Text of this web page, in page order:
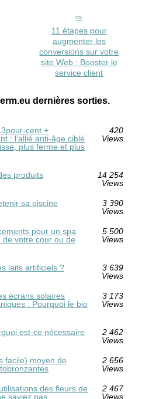
11 étapes pour
augmenter les
conversions sur votre
site Web : Booster le
service client
dernières sorties.
cent +
: l’allié anti‑âge ciblé
plus ferme et plus
420
Views
produits
14 254
Views
sa piscine
3 390
Views
pour un spa
votre cour ou de
5 500
Views
laits artificiels ?
3 639
Views
écrans solaires
: Pourquoi le bio
3 173
Views
est-ce nécessaire
2 462
Views
facile) moyen de
2 656
Views
des fleurs de
saviez pas
2 467
Views